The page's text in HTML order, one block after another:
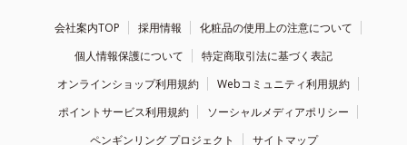
会社案内TOP 採用情報
化粧品の使用上の注意について
個人情報保護について
特定商取引法に基づく表記
オンラインショップ利用規約
Webコミュニティ利用規約
ポイントサービス利用規約
ソーシャルメディアポリシー
ペンギンリング プロジェクト
サイトマップ